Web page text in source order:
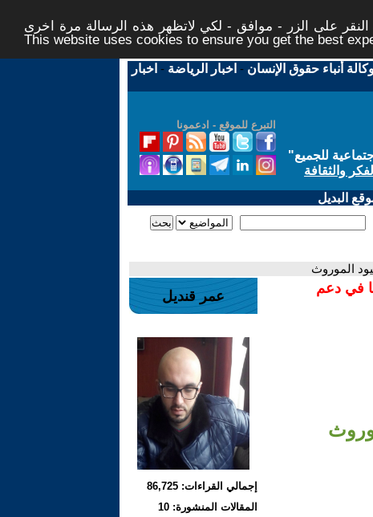
على الزر - موافق - لكي لاتظهر هذه الرسالة مرة اخرى -
This website uses cookies to ensure you get the best
أنباء حقوق الإنسان - اخبار الرياضة - اخبار
التبرع للموقع - ادعمونا
للجميع"
والثقافة
البديل
الموروث
في دعم
عمر قنديل
إجمالي القراءات: 86,725
المقالات المنشورة: 10